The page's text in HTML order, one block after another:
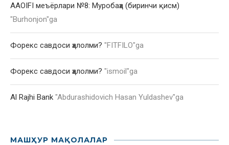
AAOIFI меъёрлари №8: Муробаҳа (биринчи қисм)
"Burhonjon"ga
Форекс савдоси ҳалолми? "FITFILO"ga
Форекс савдоси ҳалолми? "ismoil"ga
Al Rajhi Bank "Abdurashidovich Hasan Yuldashev"ga
МАШҲУР МАҚОЛАЛАР